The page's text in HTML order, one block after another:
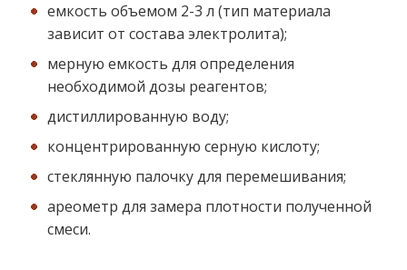
емкость объемом 2-3 л (тип материала
зависит от состава электролита);
мерную емкость для определения
необходимой дозы реагентов;
дистиллированную воду;
концентрированную серную кислоту;
стеклянную палочку для перемешивания;
ареометр для замера плотности полученной
смеси.